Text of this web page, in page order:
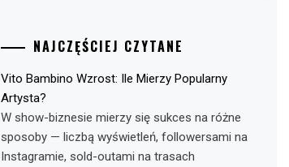
NAJCZĘŚCIEJ CZYTANE
Vito Bambino Wzrost: Ile Mierzy Popularny
Artysta?
W show-biznesie mierzy się sukces na różne
sposoby — liczbą wyświetleń, followersami na
Instagramie, sold-outami na trasach